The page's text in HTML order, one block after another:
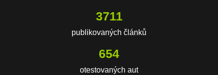
3711
publikovaných článků
654
otestovaných aut